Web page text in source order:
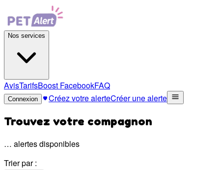
Nos services
AvisTarifsBoost FacebookFAQ
Connexion Créez votre alerteCréer une alerte
Trouvez votre compagnon
… alertes disponibles
Trier par :